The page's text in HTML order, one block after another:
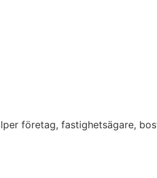
företag, fastighetsägare,